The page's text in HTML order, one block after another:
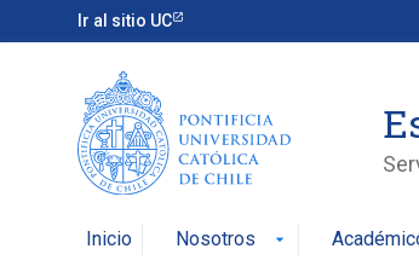
Ir al sitio UC
Inicio Nosotros arrow_drop_down